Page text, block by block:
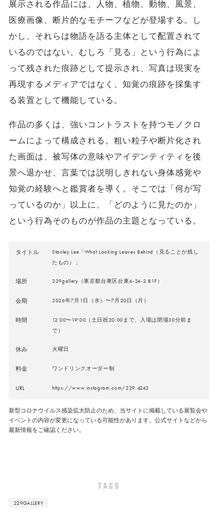
展示される作品には、人物、植物、動物、風景、
医療画像、断片的なモチーフなどが登場する。し
かし、それらは物語を語る主体として配置されて
いるのではない。むしろ「見る」という行為によ
って残された痕跡として提示され、写真は現実を
再現するメディアではなく、知覚の痕跡を採集す
る装置として機能している。
作品の多くは、強いコントラストを持つモノクロ
ームによって構成される。粗い粒子や断片化され
た画面は、被写体の意味やアイデンティティを後
景へ退かせ、言葉では説明しきれない身体感覚や
知覚の経験へと鑑賞者を導く。そこでは「何が写
っているのか」以上に、「どのように見たのか」
という行為そのものが作品の主題となっている。
タイトル
Stanley Lee「What Looking Leaves Behind（見ることが残し
たもの）」
場所 229gallery（東京都台東区台東4-24-2 B1F）
会期 2026年7月1日（水）〜7月20日（月）
時間
12:00〜19:00（土日祝20:00まで、入場は閉場30分前ま
で）
休み 火曜日
料金 ワンドリンクオーダー制
URL https://www.instagram.com/229.4242
新型コロナウイルス感染拡大防止のため、当サイトに掲載している展覧会や
イベントの内容が変更になっている可能性があります。公式サイトなどから
最新情報をご確認ください。
TAGS
229GALLERY